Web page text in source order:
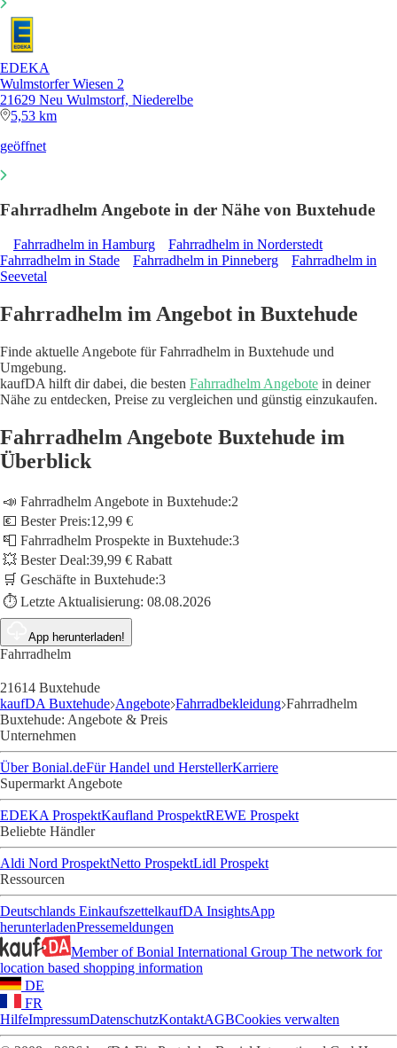
EDEKA
Wulmstorfer Wiesen 2
21629 Neu Wulmstorf, Niederelbe
5,53 km
geöffnet
Fahrradhelm Angebote in der Nähe von Buxtehude
Fahrradhelm in Hamburg
Fahrradhelm in Norderstedt
Fahrradhelm in Stade
Fahrradhelm in Pinneberg
Fahrradhelm in
Seevetal
Fahrradhelm im Angebot in Buxtehude
Finde aktuelle Angebote für Fahrradhelm in Buxtehude und
Umgebung.
kaufDA hilft dir dabei, die besten Fahrradhelm Angebote in deiner
Nähe zu entdecken, Preise zu vergleichen und günstig einzukaufen.
Fahrradhelm Angebote Buxtehude im
Überblick
📣 Fahrradhelm Angebote in Buxtehude:2
💶 Bester Preis:12,99 €
📮 Fahrradhelm Prospekte in Buxtehude:3
💥 Bester Deal:39,99 € Rabatt
🛒 Geschäfte in Buxtehude:3
⏱️ Letzte Aktualisierung: 08.08.2026
App herunterladen!
Fahrradhelm
21614 Buxtehude
kaufDA Buxtehude Angebote Fahrradbekleidung Fahrradhelm
Buxtehude: Angebote & Preis
Unternehmen
Über Bonial.deFür Handel und HerstellerKarriere
Supermarkt Angebote
EDEKA ProspektKaufland ProspektREWE Prospekt
Beliebte Händler
Aldi Nord ProspektNetto ProspektLidl Prospekt
Ressourcen
Deutschlands EinkaufszettelkaufDA InsightsApp
herunterladenPressemeldungen
Member of Bonial International Group The network for
location based shopping information
DE
FR
HilfeImpressumDatenschutzKontaktAGBCookies verwalten